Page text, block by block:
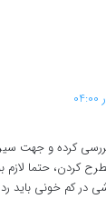
کرده و جهت
کردن، حتما
در کم خونی باید